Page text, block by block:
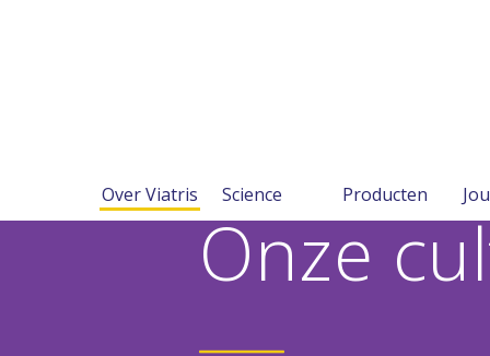
Over Viatris Science Producten
Onze